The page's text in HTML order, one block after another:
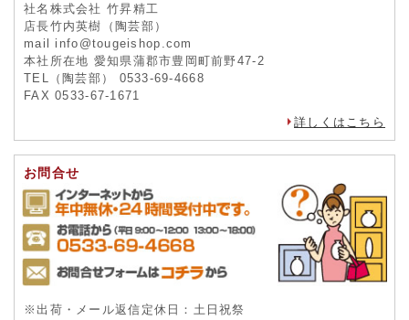
社名株式会社 竹昇精工
店長竹内英樹（陶芸部）
mail info@tougeishop.com
本社所在地 愛知県蒲郡市豊岡町前野47-2
TEL（陶芸部） 0533-69-4668
FAX 0533-67-1671
詳しくはこちら
お問合せ
※出荷・メール返信定休日：土日祝祭